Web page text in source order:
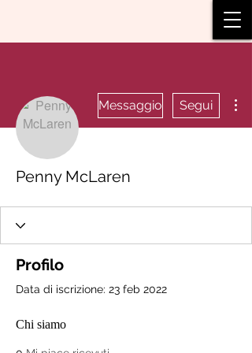
Messaggio Segui
Penny McLaren
Profilo
Data di iscrizione: 23 feb 2022
Chi siamo